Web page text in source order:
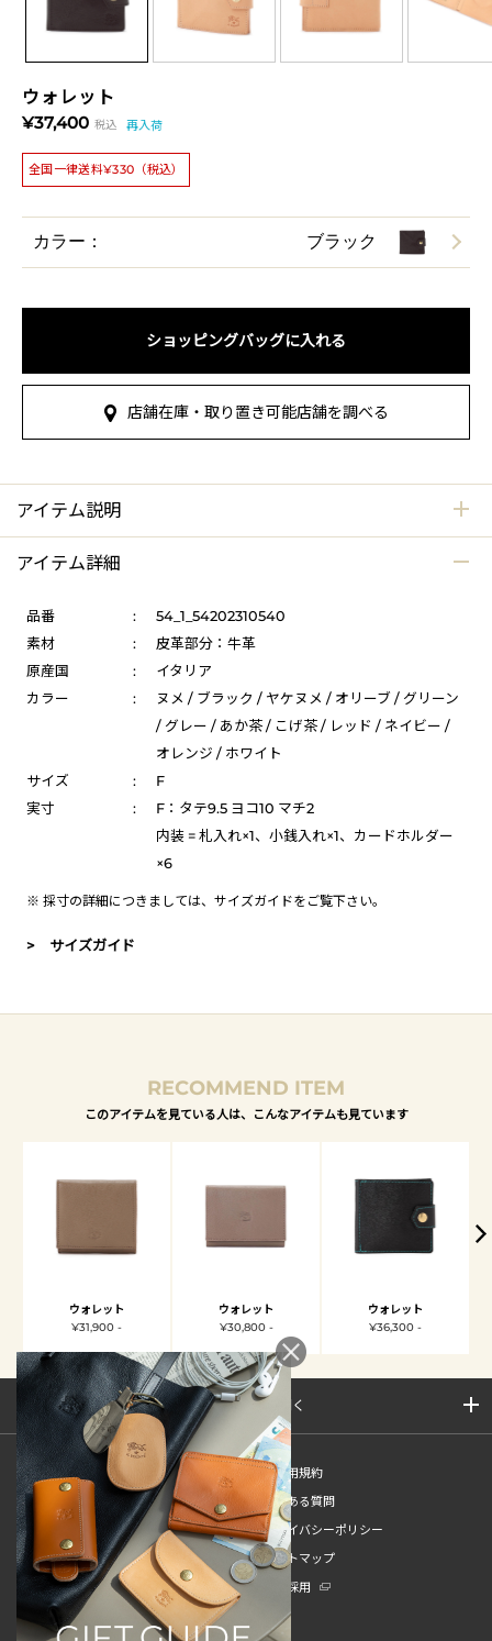
ウォレット
¥37,400 税込 再入荷
全国一律送料¥330（税込）
カラー： ブラック
ショッピングバッグに入れる
店舗在庫・取り置き可能店舗を調べる
アイテム説明
アイテム詳細
品番 :
54_1_54202310540
素材
:
皮革部分：牛革
原産国
:
イタリア
カラー
:
ヌメ / ブラック / ヤケヌメ / オリーブ / グリーン
/ グレー / あか茶 / こげ茶 / レッド / ネイビー /
オレンジ / ホワイト
サイズ
:
F
実寸
:
F：タテ9.5 ヨコ10 マチ2
内装 = 札入れ×1、小銭入れ×1、カードホルダー
×6
※ 採寸の詳細につきましては、 サイズガイドをご覧下さい。
> サイズガイド
RECOMMEND ITEM
このアイテムを見ている人は、こんなアイテムも見ています
ウォレット
¥31,900 -
ウォレット
¥30,800 -
ウォレット
¥36,300 -
サイトマップを開く
新規会員登録
ご利用規約
ご利用ガイド
よくある質問
特定商取引法
プライバシーポリシー
お問い合わせ
サイトマップ
販売スタッフ中途採用
新卒採用